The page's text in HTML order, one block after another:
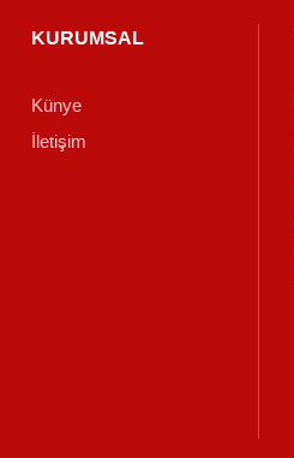
KURUMSAL
Künye
İletişim